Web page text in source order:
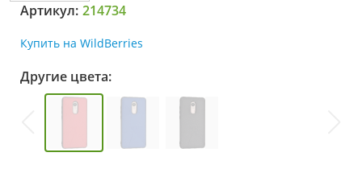
Артикул: 214734
Купить на WildBerries
Другие цвета: